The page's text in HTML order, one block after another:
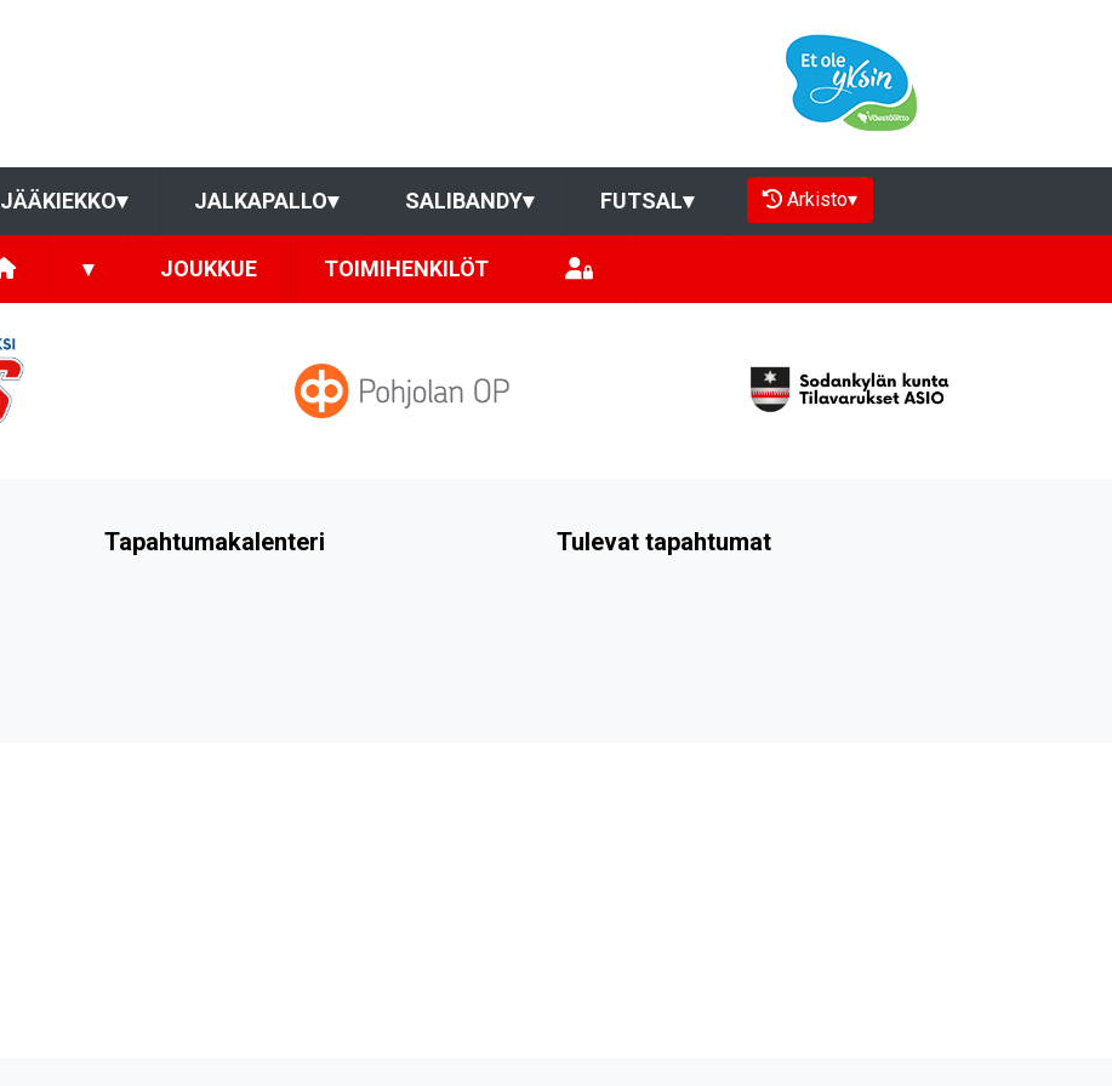
JÄÄKIEKKO▾ JALKAPALLO▾ SALIBANDY▾ FUTSAL▾ Arkisto▾
▾ JOUKKUE TOIMIHENKILÖT
Tapahtumakalenteri Tulevat tapahtumat